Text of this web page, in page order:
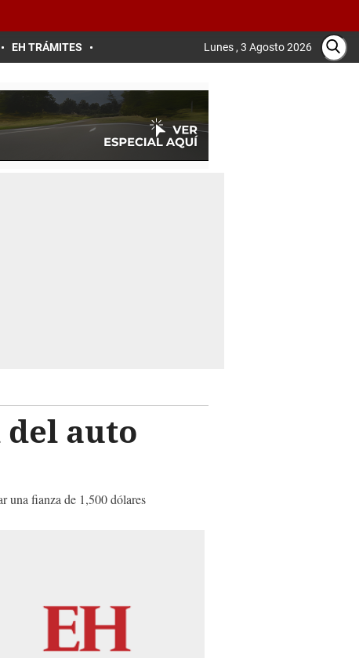
EH TRÁMITES Lunes , 3 Agosto 2026
auto
una fianza de 1,500 dólares